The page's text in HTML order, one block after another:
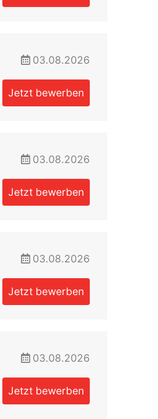
03.08.2026
Jetzt bewerben
03.08.2026
Jetzt bewerben
03.08.2026
Jetzt bewerben
03.08.2026
Jetzt bewerben